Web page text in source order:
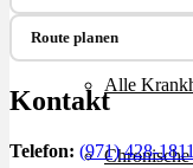
Therapien
Alle
Chronische
Route planen
Kontakt
Telefon: (971) 428-1811